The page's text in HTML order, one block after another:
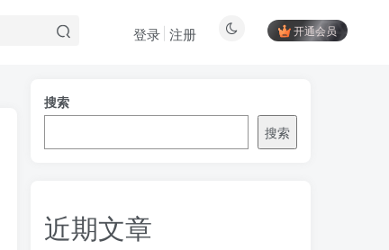
开通会员
登录 注册
搜索
搜索
近期文章